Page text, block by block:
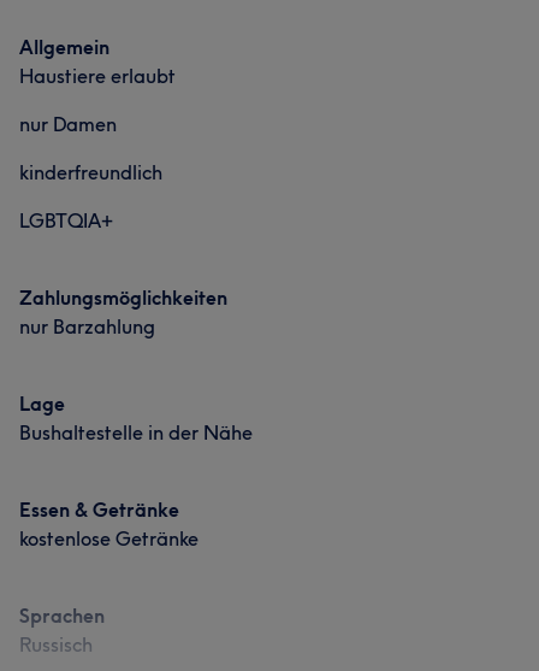
Allgemein
Haustiere erlaubt
nur Damen
kinderfreundlich
LGBTQIA+
Zahlungsmöglichkeiten
nur Barzahlung
Lage
Bushaltestelle in der Nähe
Essen & Getränke
kostenlose Getränke
Sprachen
Russisch